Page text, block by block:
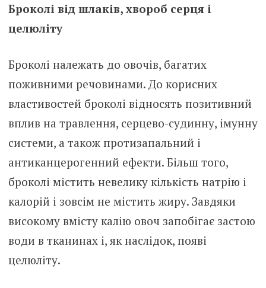
Броколі від шлаків, хвороб серця і
целюліту
Броколі належать до овочів, багатих
поживними речовинами. До корисних
властивостей броколі відносять позитивний
вплив на травлення, серцево-судинну, імунну
системи, а також протизапальний і
антиканцерогенний ефекти. Більш того,
броколі містить невелику кількість натрію і
калорій і зовсім не містить жиру. Завдяки
високому вмісту калію овоч запобігає застою
води в тканинах і, як наслідок, появі
целюліту.